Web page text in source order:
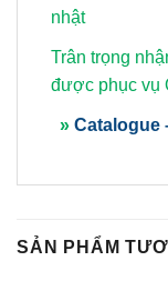
nhật
Trân trọng
được phục vụ
» Catalogue
SẢN PHẨM